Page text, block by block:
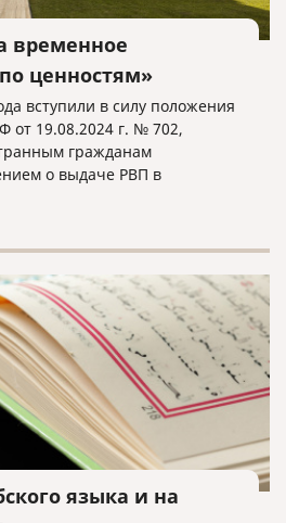
временное
ценностям»
вступили в силу положения
от 19.08.2024 г. № 702,
гражданам
о выдаче РВП в
языка и на